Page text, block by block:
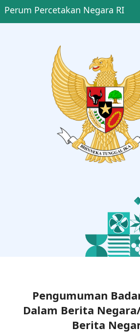
Perum Percetakan Negara RI
Pengumuman
Dalam Berita
Berita